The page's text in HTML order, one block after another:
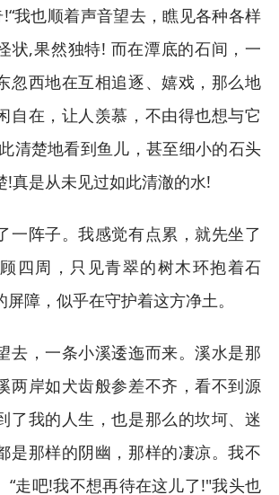
我也顺着声音望去，瞧见各种各样
状,果然独特! 而在潭底的石间，一
忽西地在互相追逐、嬉戏，那么地
自在，让人羡慕，不由得也想与它
清楚地看到鱼儿，甚至细小的石头
!真是从未见过如此清澈的水!
一阵子。我感觉有点累，就先坐了
四周，只见青翠的树木环抱着石
障，似乎在守护着这方净土。
去，一条小溪逶迤而来。溪水是那
两岸如犬齿般参差不齐，看不到源
了我的人生，也是那么的坎坷、迷
是那样的阴幽，那样的凄凉。我不
“走吧!我不想再待在这儿了!"我头也